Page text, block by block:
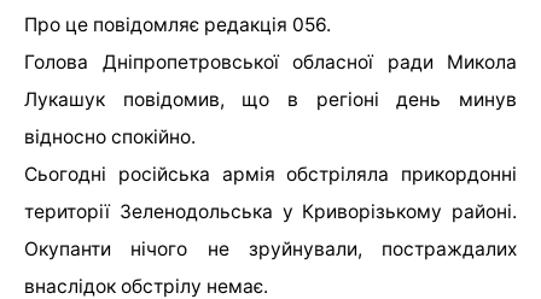
Про це повідомляє редакція 056.
Голова Дніпропетровської обласної ради Микола
Лукашук повідомив, що в регіоні день минув
відносно спокійно.
Сьогодні російська армія обстріляла прикордонні
території Зеленодольська у Криворізькому районі.
Окупанти нічого не зруйнували, постраждалих
внаслідок обстрілу немає.